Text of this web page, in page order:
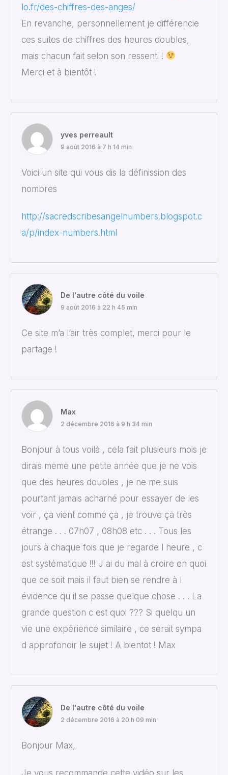
lo.fr/des-chiffres-des-anges/
En revanche, personnellement je différencie
ces suites de chiffres des heures doubles,
mais chacun fait selon son ressenti !
Merci et à bientôt !
yves perreault
9 août 2016 à 7 h 14 min
Voici un site qui vous dis la définission des
nombres
http://sacredscribesangelnumbers.blogspot.c
a/p/index-numbers.html
De l'autre côté du voile
9 août 2016 à 22 h 45 min
Ce site m’a l’air très complet, merci pour le
partage !
Max
2 décembre 2016 à 9 h 34 min
Bonjour à tous voilà , cela fait plusieurs mois je
dirais meme une petite année que je ne vois
que des heures doubles , je ne me suis
pourtant jamais acharné pour essayer de les
voir , ça vient comme ça , je trouve ça très
étrange . . . 07h07 , 08h08 etc . . . Tous les
jours à chaque fois que je regarde l heure , c
est systématique !!! J ai du mal à croire en quoi
que ce soit mais il faut bien se rendre à l
évidence qu il se passe quelque chose . . . La
grande question c est quoi ??? Si quelqu un
vie une expérience similaire , ce serait sympa
d approfondir le sujet ! A bientot ! Max
De l'autre côté du voile
2 décembre 2016 à 20 h 09 min
Bonjour Max,
Je vous recommande cette vidéo sur les